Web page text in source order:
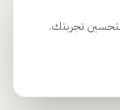
تجربتك.